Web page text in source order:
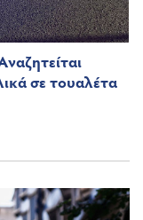
σε τουαλέτα